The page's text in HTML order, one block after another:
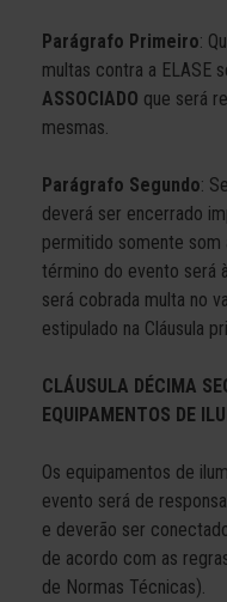
Parágrafo Primeiro:
multas contra a ELASE
ASSOCIADO que será
mesmas.
Parágrafo Segundo:
deverá ser encerrado
permitido somente som
término do evento será
será cobrada multa no
estipulado na Cláusula
CLÁUSULA DÉCIMA
EQUIPAMENTOS DE
Os equipamentos de
evento será de
e deverão ser
de acordo com as
de Normas Técnicas).